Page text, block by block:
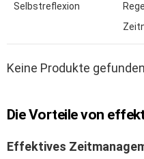
Selbstreflexion
Keine Produkte
Die Vorteile von
Effektives